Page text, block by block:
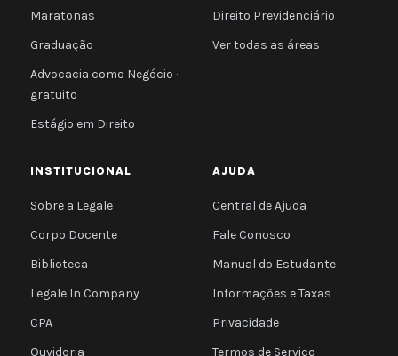
Maratonas
Graduação
Advocacia como Negócio ·
gratuito
Estágio em Direito
Direito Previdenciário
Ver todas as áreas
INSTITUCIONAL
Sobre a Legale
Corpo Docente
Biblioteca
Legale In Company
CPA
Ouvidoria
AJUDA
Central de Ajuda
Fale Conosco
Manual do Estudante
Informações e Taxas
Privacidade
Termos de Serviço